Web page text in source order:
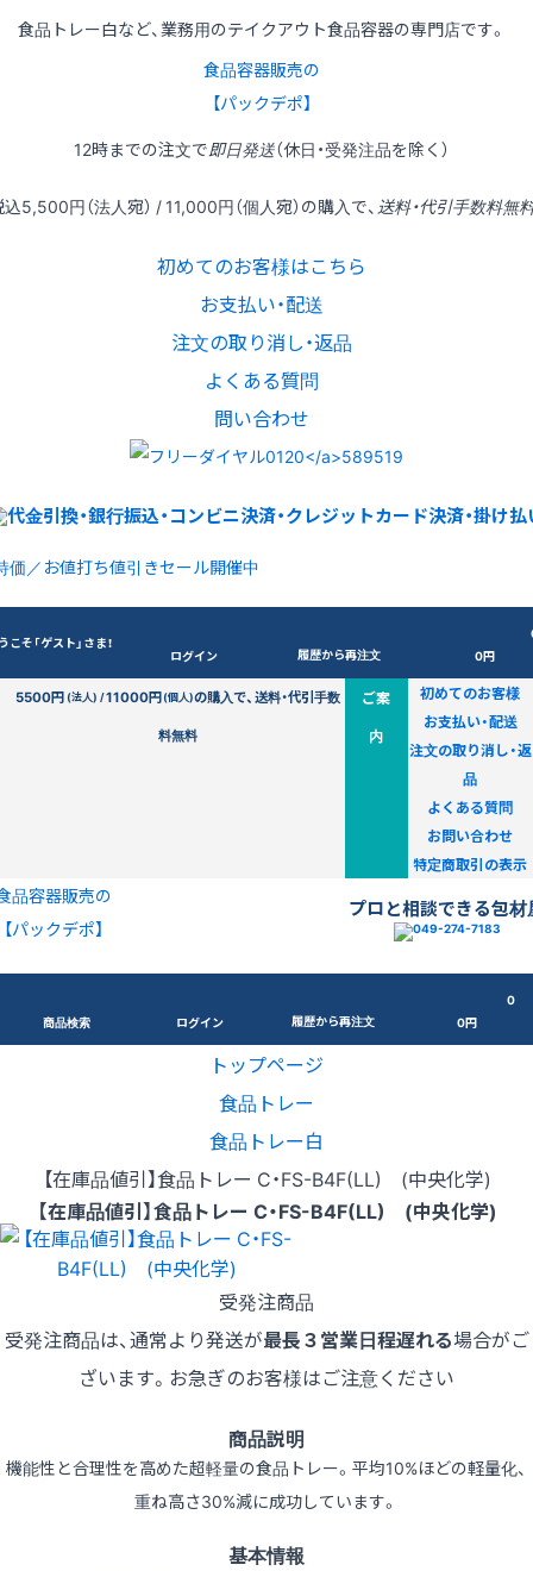
食品トレー白など、業務用のテイクアウト食品容器の専門店です。
食品容器販売の
【パックデポ】
12時までの注文で即日発送（休日・受発注品を除く）
込5,500円（法人宛） / 11,000円（個人宛）の購入で、 送料・代引手数料無
初めてのお客様はこちら
お支払い・配送
注文の取り消し・返品
よくある質問
問い合わせ
価／お値打ち値引きセール開催中
こそ「ゲスト」さま！
ログイン 履歴から再注文
0円
5500円(法人) /11000円(個人)の購入で、送料・代引手数
料無料
ご案
内
初めてのお客様
お支払い・配送
注文の取り消し・返
品
よくある質問
お問い合わせ
特定商取引の表示
品容器販売の
【パックデポ】
プロと相談できる包材
商品検索 ログイン 履歴から再注文
0
0円
トップページ
食品トレー
食品トレー白
【在庫品値引】食品トレー C・FS-B4F(LL) (中央化学)
【在庫品値引】食品トレー C・FS-B4F(LL) (中央化学)
受発注商品
受発注商品は、通常より発送が最長３営業日程遅れる場合がご
ざいます。お急ぎのお客様はご注意ください
商品説明
機能性と合理性を高めた超軽量の食品トレー。平均10%ほどの軽量化、
重ね高さ30%減に成功しています。
基本情報